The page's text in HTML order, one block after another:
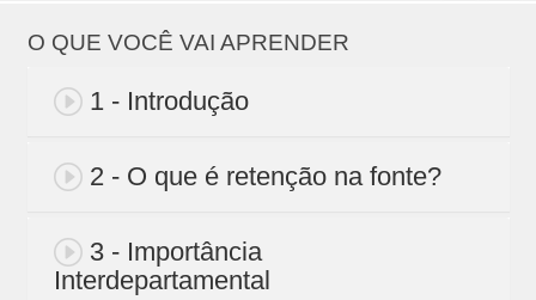
O QUE VOCÊ VAI APRENDER
1 - Introdução
2 - O que é retenção na fonte?
3 - Importância
Interdepartamental